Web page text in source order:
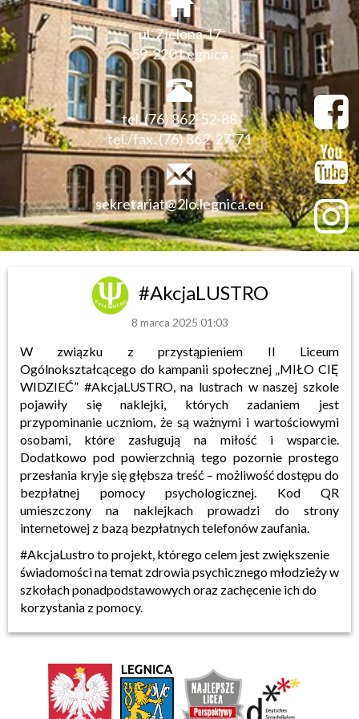
ul. Zielona 17
59-220 Legnica
tel. (76) 862-52-88
tel./fax. (76) 862-27-71
sekretariat@2lo.legnica.eu
#AkcjaLUSTRO
8 marca 2025 01:03
W związku z przystąpieniem II Liceum
Ogólnokształcącego do kampanii społecznej „MIŁO CIĘ
WIDZIEĆ” #AkcjaLUSTRO, na lustrach w naszej szkole
pojawiły się naklejki, których zadaniem jest
przypominanie uczniom, że są ważnymi i wartościowymi
osobami, które zasługują na miłość i wsparcie.
Dodatkowo pod powierzchnią tego pozornie prostego
przesłania kryje się głębsza treść – możliwość dostępu do
bezpłatnej pomocy psychologicznej. Kod QR
umieszczony na naklejkach prowadzi do strony
internetowej z bazą bezpłatnych telefonów zaufania.
#AkcjaLustro to projekt, którego celem jest zwiększenie
świadomości na temat zdrowia psychicznego młodzieży w
szkołach ponadpodstawowych oraz zachęcenie ich do
korzystania z pomocy.